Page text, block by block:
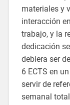
materiales y
interacción
trabajo, y la
dedicación
debiera ser
6 ECTS en
servir de
semanal